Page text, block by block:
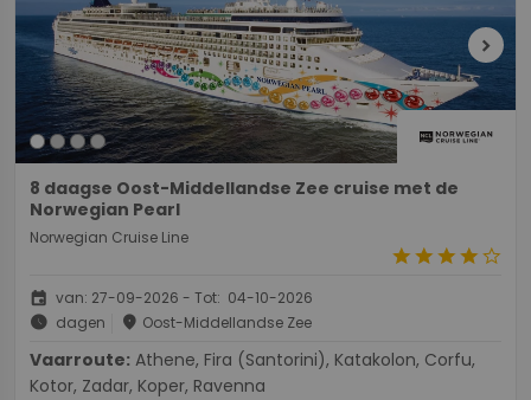
chevron_right
8 daagse Oost-Middellandse Zee cruise met de
Norwegian Pearl
Norwegian Cruise Line
starstarstarstarstar_border
event van: 27-09-2026 - Tot: 04-10-2026
schedule dagen place Oost-Middellandse Zee
Vaarroute:
Kotor, Zadar, Koper, Ravenna